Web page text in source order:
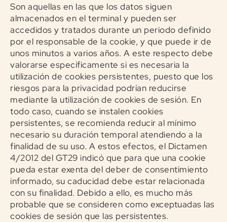
Son aquellas en las que los datos siguen
almacenados en el terminal y pueden ser
accedidos y tratados durante un periodo definido
por el responsable de la cookie, y que puede ir de
unos minutos a varios años. A este respecto debe
valorarse específicamente si es necesaria la
utilización de cookies persistentes, puesto que los
riesgos para la privacidad podrían reducirse
mediante la utilización de cookies de sesión. En
todo caso, cuando se instalen cookies
persistentes, se recomienda reducir al mínimo
necesario su duración temporal atendiendo a la
finalidad de su uso. A estos efectos, el Dictamen
4/2012 del GT29 indicó que para que una cookie
pueda estar exenta del deber de consentimiento
informado, su caducidad debe estar relacionada
con su finalidad. Debido a ello, es mucho más
probable que se consideren como exceptuadas las
cookies de sesión que las persistentes.